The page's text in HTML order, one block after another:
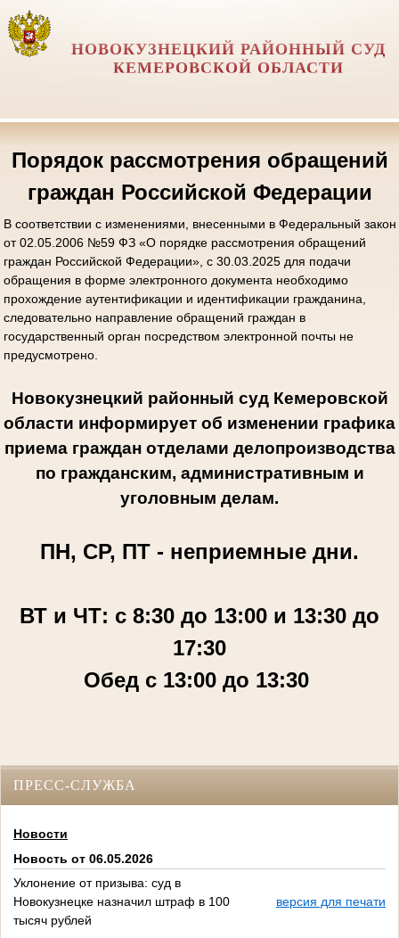
НОВОКУЗНЕЦКИЙ РАЙОННЫЙ СУД
КЕМЕРОВСКОЙ ОБЛАСТИ
Порядок рассмотрения обращений
граждан Российской Федерации
В соответствии с изменениями, внесенными в Федеральный закон
от 02.05.2006 №59 ФЗ «О порядке рассмотрения обращений
граждан Российской Федерации», с 30.03.2025 для подачи
обращения в форме электронного документа необходимо
прохождение аутентификации и идентификации гражданина,
следовательно направление обращений граждан в
государственный орган посредством электронной почты не
предусмотрено.
Новокузнецкий районный суд Кемеровской
области информирует об изменении графика
приема граждан отделами делопроизводства
по гражданским, административным и
уголовным делам.
ПН, СР, ПТ - неприемные дни.
ВТ и ЧТ: с 8:30 до 13:00 и 13:30 до
17:30
Обед с 13:00 до 13:30
ПРЕСС-СЛУЖБА
Новости
Новость от 06.05.2026
Уклонение от призыва: суд в
Новокузнецке назначил штраф в 100
тысяч рублей
версия для печати